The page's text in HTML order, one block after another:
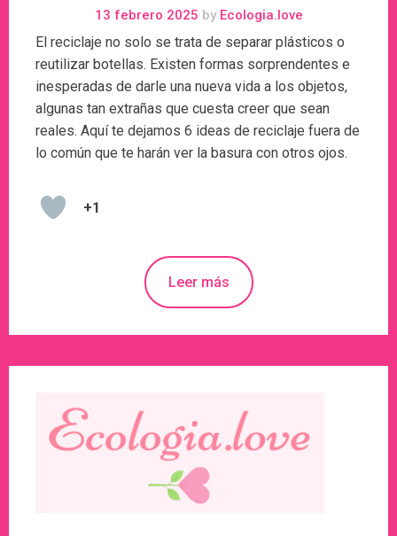
13 febrero 2025 byEcologia.love
El reciclaje no solo se trata de separar plásticos o
reutilizar botellas. Existen formas sorprendentes e
inesperadas de darle una nueva vida a los objetos,
algunas tan extrañas que cuesta creer que sean
reales. Aquí te dejamos 6 ideas de reciclaje fuera de
lo común que te harán ver la basura con otros ojos.
+1
Leer más